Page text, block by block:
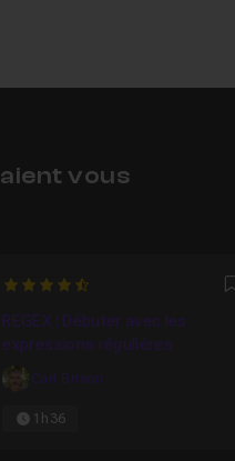
vous
4.6666666666667
REGEX : Débuter avec les
expressions régulières
Carl Brison
1h36